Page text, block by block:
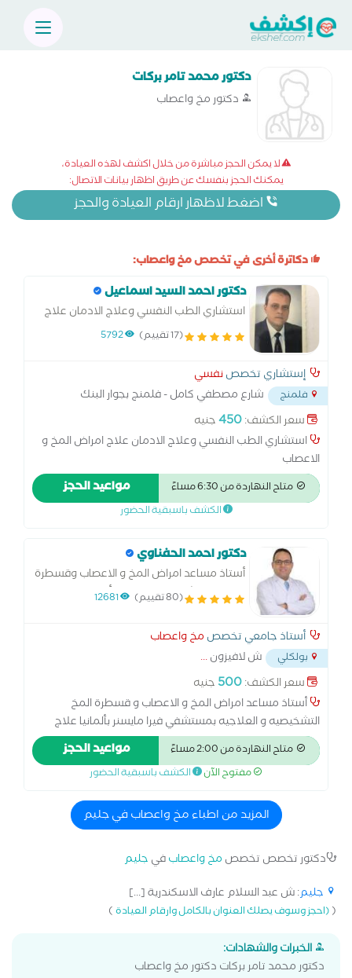
دكتور محمد تامر بركات
دكتور مخ واعصاب
لا يمكن الحجز مباشرة من خلال اكشف لهذه العيادة،
يمكنك الحجز بنفسك عن طريق اظهار بيانات الاتصال:
اضغط لاظهار ارقام العيادة والحجز
دكاترة أخرى في تخصص مخ واعصاب:
دكتور احمد السيد اسماعيل
استشاري الطب النفسي وعلاج الادمان علاج
امراض المخ و الاعصاب
(17 تقييم) 5792
إستشاري تخصصنفسي
فلمنج
شارع مصطفي كامل - فلمنج بجوار البنك
الاهلي...
سعر الكشف:450جنيه
استشاري الطب النفسي وعلاج الادمان علاج امراض المخ و
الاعصاب
متاح النهاردة من 6:30 مساءً مواعيد الحجز
الكشف باسبقية الحضور
دكتور احمد الحفناوي
أستاذ مساعد امراض المخ و الاعصاب وقسطرة
المخ بمستشفى فيرا مايسنر بألمانيا دكتور مخ
(80 تقييم) 12681
أستاذ جامعي تخصص مخ واعصاب
بولكلي ش لافيزون...
سعر الكشف:500 جنيه
أستاذ مساعد امراض المخ و الاعصاب و قسطرة المخ
التشخيصيه و العلاجيه بمستشفي فيرا مايسنر بألمانيا علاج
جلطات و نزيف المخ و قصور شرايين المخ و العنق شهادة
التخصص الإكلينيكي بألمانيا زميل جامعتي فورتسبورج و إيسين
بألمانيا دكتوراه أمراض المخ و الاعصاب جامعه فورتسبورج
الاسكندريه
متاح النهاردة من 2:00 مساءً مواعيد الحجز
مفتوح الآن الكشف باسبقية الحضور
المزيد من اطباء مخ واعصاب في جليم
دكتور تخصص تخصص مخ واعصابفي جليم
جليم: ش عبد السلام عارف الاسكندرية [...]
((احجز وسوف يصلك العنوان بالكامل وارقام العيادة)
الخبرات والشهادات:
دكتور محمد تامر بركات دكتور مخ واعصاب